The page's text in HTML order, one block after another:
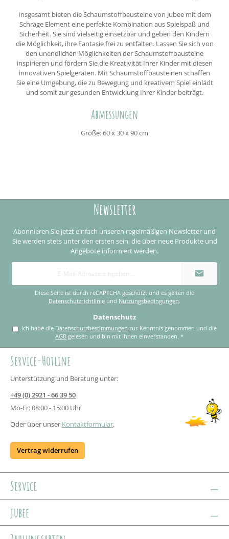
Insgesamt bieten die Schaumstoffbausteine von Jubee mit dem
Schräge Element eine perfekte Kombination aus Spielspaß und
Sicherheit. Sie sind vielseitig einsetzbar und geben den Kindern
die Möglichkeit, ihre Fantasie frei zu entfalten. Lassen Sie sich von
den unendlichen Möglichkeiten der Schaumstoffbausteine
inspirieren und fördern Sie die Kreativität Ihrer Kinder mit diesen
innovativen Spielgeräten. Mit Schaumstoffbausteinen schaffen
Sie eine Umgebung, die zu Bewegung und kreativem Spiel einlädt
und somit zur gesunden Entwicklung Ihrer Kinder beiträgt.
Abmessungen
Größe: 60 x 30 x 90 cm
Newsletter
Abonnieren Sie jetzt einfach unseren regelmäßigen Newsletter und
Sie werden stets unter den ersten sein, die über neue Produkte und
Angebote informiert werden.
E-
Adresse
Diese Seite ist durch reCAPTCHA geschützt und es gelten die
Datenschutzrichtlinie und Nutzungsbedingungen.
Datenschutz
Ich habe die Datenschutzbestimmungen
AGB gelesen und bin mit ihnen einverstanden.*
Service-Hotline
Unterstützung und Beratung unter:
+49 (0) 2921 - 66 39 50
Mo-Fr: 08:00 - 15:00 Uhr
Oder über unser Kontaktformular.
Vertrag widerrufen
Service
jubee